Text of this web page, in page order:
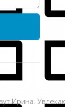
Ирина.